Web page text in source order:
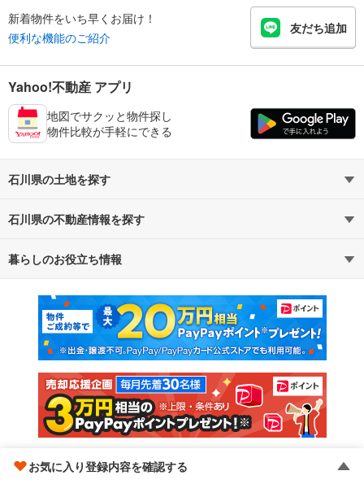
お気に入り登録内容を確認する
新着物件をいち早くお届け！
便利な機能のご紹介
友だち追加
Yahoo!不動産 アプリ
地図でサクッと物件探し
物件比較が手軽にできる
石川県の土地を探す
路線・駅から探す
通勤・通学時間から探す
石川県の不動産情報を探す
不動産・住宅
新築マンション 中古マンション
新築一戸建て 中古一戸建て
注文住宅 土地
売却査定
暮らしのお役立ち情報
マンションカタログ 教えて！住まいの先生